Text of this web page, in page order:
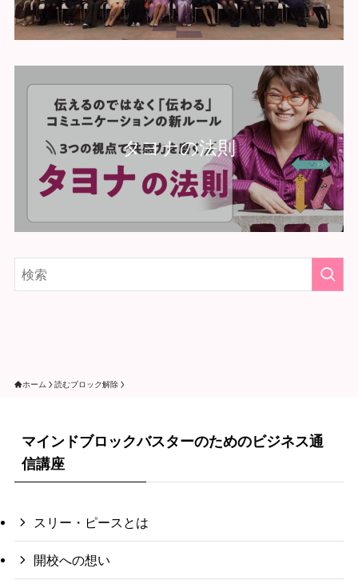
タヨナの法則
ホーム 読むブロック解除
マインドブロックバスターのためのビジネス通
信講座
スリー・ピースとは
開校への想い